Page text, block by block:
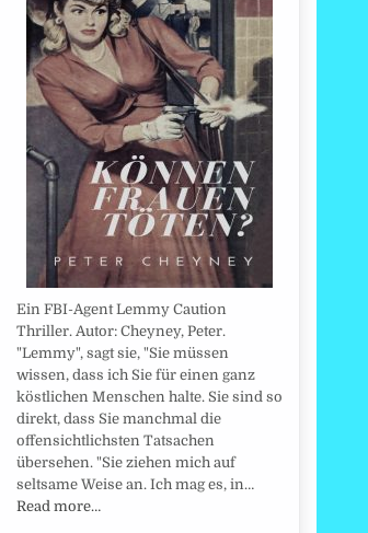
Ein FBI-Agent Lemmy Caution
Thriller. Autor: Cheyney, Peter.
"Lemmy", sagt sie, "Sie müssen
wissen, dass ich Sie für einen ganz
köstlichen Menschen halte. Sie sind so
direkt, dass Sie manchmal die
offensichtlichsten Tatsachen
übersehen. "Sie ziehen mich auf
seltsame Weise an. Ich mag es, in…
Read more…